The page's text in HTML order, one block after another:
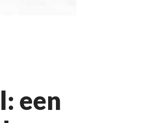
een